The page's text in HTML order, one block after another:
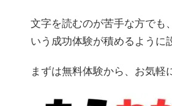
文字を読むのが苦手な方でも
いう成功体験が積めるように
まずは無料体験から、お気軽